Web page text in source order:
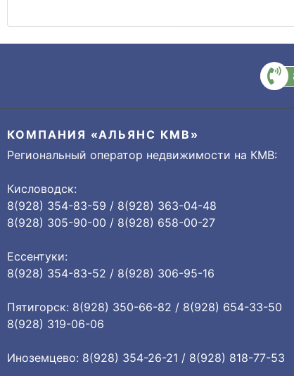
КОМПАНИЯ «АЛЬЯНС КМВ»
Региональный оператор недвижимости на КМВ:
Кисловодск:
8(928) 354-83-59 / 8(928) 363-04-48
8(928) 305-90-00 / 8(928) 658-00-27
Ессентуки:
8(928) 354-83-52 / 8(928) 306-95-16
Пятигорск: 8(928) 350-66-82 / 8(928) 654-33-50
8(928) 319-06-06
Иноземцево: 8(928) 354-26-21 / 8(928) 818-77-53